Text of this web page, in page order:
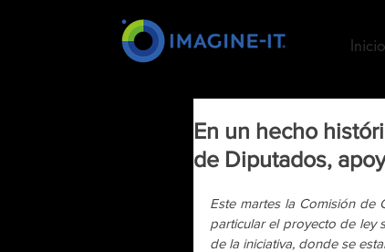
Inicio
En un hecho
de Diputados,
Este martes la Comisión de
particular el proyecto de ley
de la iniciativa, donde se